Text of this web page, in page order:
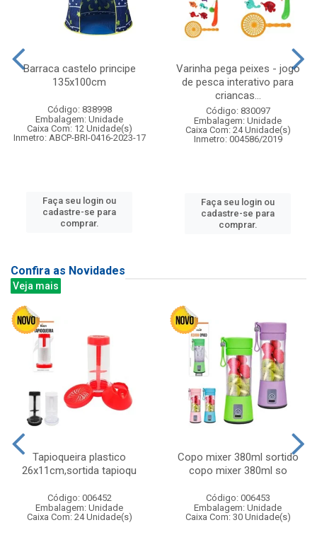
Barraca castelo principe
135x100cm
Código: 838998
Embalagem: Unidade
Caixa Com: 12 Unidade(s)
Inmetro: ABCP-BRI-0416-2023-17
Faça seu login ou
cadastre-se para
comprar.
Varinha pega peixes - jogo
de pesca interativo para
criancas...
Código: 830097
Embalagem: Unidade
Caixa Com: 24 Unidade(s)
Inmetro: 004586/2019
Faça seu login ou
cadastre-se para
comprar.
Confira as Novidades
Veja mais
Tapioqueira plastico
26x11cm,sortida tapioqu
Código: 006452
Embalagem: Unidade
Caixa Com: 24 Unidade(s)
Copo mixer 380ml sortido
copo mixer 380ml so
Código: 006453
Embalagem: Unidade
Caixa Com: 30 Unidade(s)